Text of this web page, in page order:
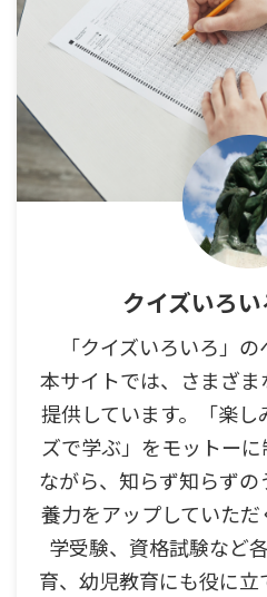
クイズいろ
「クイズいろいろ」
本サイトでは、さまざ
提供しています。「楽
ズで学ぶ」をモットー
ながら、知らず知らず
養力をアップしていた
学受験、資格試験など
育、幼児教育にも役に立